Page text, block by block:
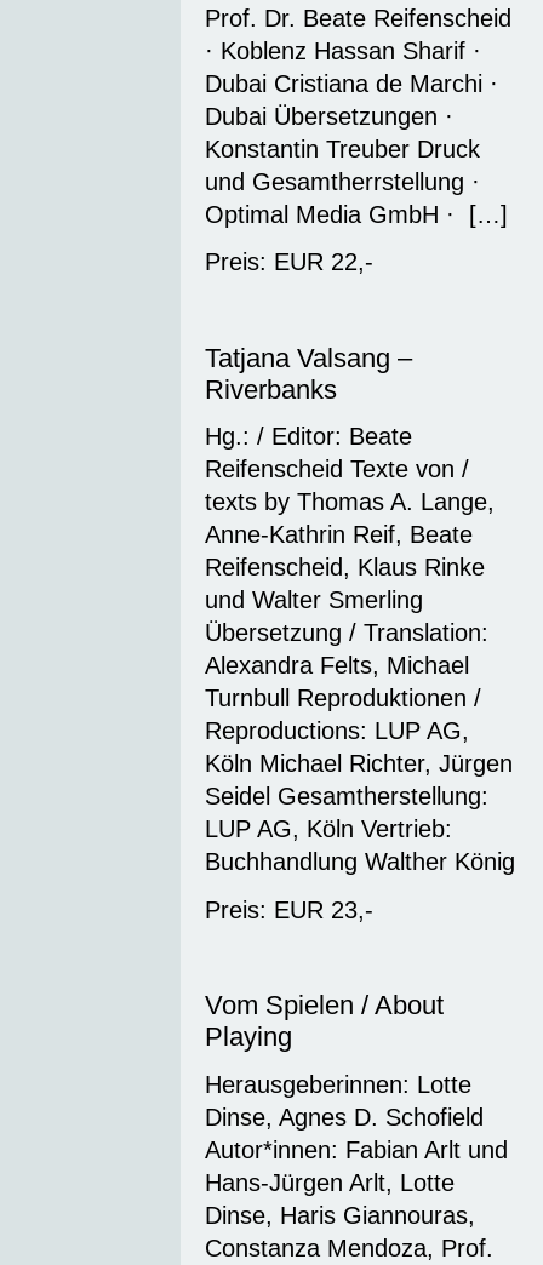
Prof. Dr. Beate Reifenscheid
· Koblenz Hassan Sharif ·
Dubai Cristiana de Marchi ·
Dubai Übersetzungen ·
Konstantin Treuber Druck
und Gesamtherrstellung ·
Optimal Media GmbH · […]
Preis: EUR 22,-
Tatjana Valsang –
Riverbanks
Hg.: / Editor: Beate
Reifenscheid Texte von /
texts by Thomas A. Lange,
Anne-Kathrin Reif, Beate
Reifenscheid, Klaus Rinke
und Walter Smerling
Übersetzung / Translation:
Alexandra Felts, Michael
Turnbull Reproduktionen /
Reproductions: LUP AG,
Köln Michael Richter, Jürgen
Seidel Gesamtherstellung:
LUP AG, Köln Vertrieb:
Buchhandlung Walther König
Preis: EUR 23,-
Vom Spielen / About
Playing
Herausgeberinnen: Lotte
Dinse, Agnes D. Schofield
Autor*innen: Fabian Arlt und
Hans-Jürgen Arlt, Lotte
Dinse, Haris Giannouras,
Constanza Mendoza, Prof.